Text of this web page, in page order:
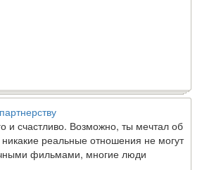
и счастливо. Возможно, ты мечтал об
никакие реальные отношения не могут
фильмами, многие люди